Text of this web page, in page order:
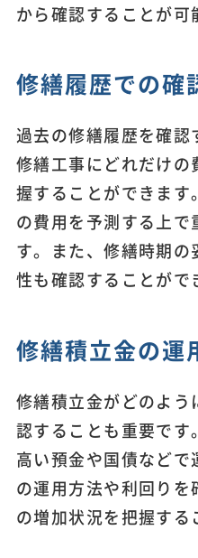
から確認することが可
修繕履歴での確
過去の修繕履歴を確
修繕工事にどれだけ
握することができま
の費用を予測する上
す。また、修繕時期
性も確認することがで
修繕積立金の運
修繕積立金がどのよ
認することも重要で
高い預金や国債など
の運用方法や利回り
の増加状況を把握する